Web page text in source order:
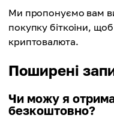
Ми пропонуємо вам
покупку біткоіни,
криптовалюта.
Поширені
Чи можу я
безкоштовно?